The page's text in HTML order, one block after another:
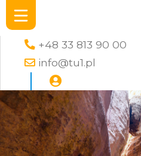
+48 33 813 90 00
info@tu1.pl